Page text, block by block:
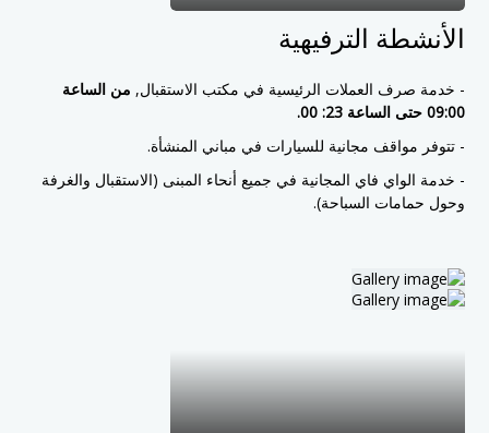
الأنشطة الترفيهية
- خدمة صرف العملات الرئيسية في مكتب الاستقبال, من الساعة
09:00 حتى الساعة 23: 00.
- تتوفر مواقف مجانية للسيارات في مباني المنشأة.
- خدمة الواي فاي المجانية في جميع أنحاء المبنى (الاستقبال والغرفة
وحول حمامات السباحة).